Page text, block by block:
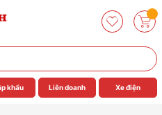
khẩu Liên doanh Xe điện